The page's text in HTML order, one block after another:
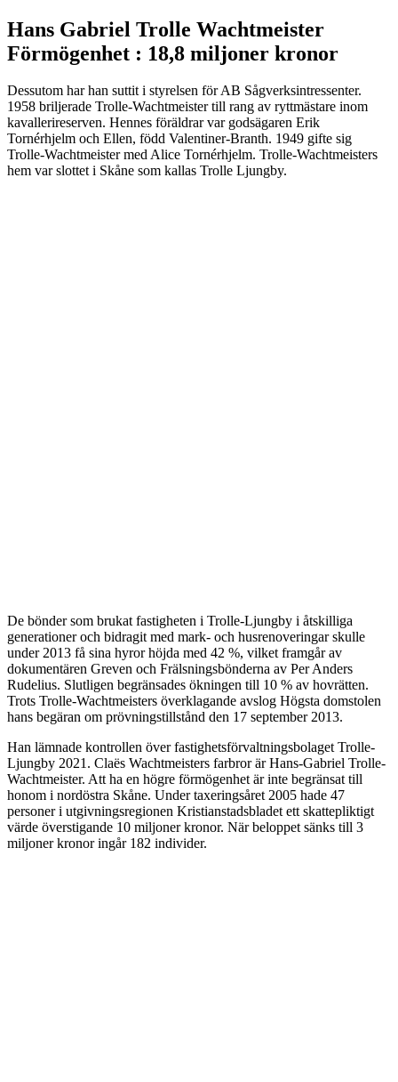
Hans Gabriel Trolle Wachtmeister
Förmögenhet : 18,8 miljoner kronor
Dessutom har han suttit i styrelsen för AB Sågverksintressenter.
1958 briljerade Trolle-Wachtmeister till rang av ryttmästare inom
kavallerireserven. Hennes föräldrar var godsägaren Erik
Tornérhjelm och Ellen, född Valentiner-Branth. 1949 gifte sig
Trolle-Wachtmeister med Alice Tornérhjelm. Trolle-Wachtmeisters
hem var slottet i Skåne som kallas Trolle Ljungby.
De bönder som brukat fastigheten i Trolle-Ljungby i åtskilliga
generationer och bidragit med mark- och husrenoveringar skulle
under 2013 få sina hyror höjda med 42 %, vilket framgår av
dokumentären Greven och Frälsningsbönderna av Per Anders
Rudelius. Slutligen begränsades ökningen till 10 % av hovrätten.
Trots Trolle-Wachtmeisters överklagande avslog Högsta domstolen
hans begäran om prövningstillstånd den 17 september 2013.
Han lämnade kontrollen över fastighetsförvaltningsbolaget Trolle-
Ljungby 2021. Claës Wachtmeisters farbror är Hans-Gabriel Trolle-
Wachtmeister. Att ha en högre förmögenhet är inte begränsat till
honom i nordöstra Skåne. Under taxeringsåret 2005 hade 47
personer i utgivningsregionen Kristianstadsbladet ett skattepliktigt
värde överstigande 10 miljoner kronor. När beloppet sänks till 3
miljoner kronor ingår 182 individer.